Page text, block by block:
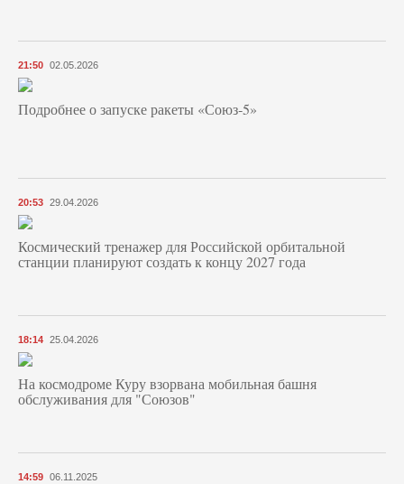
21:50 02.05.2026
Подробнее о запуске ракеты «Союз‑5»
20:53 29.04.2026
Космический тренажер для Российской орбитальной
станции планируют создать к концу 2027 года
18:14 25.04.2026
На космодроме Куру взорвана мобильная башня
обслуживания для "Союзов"
14:59 06.11.2025